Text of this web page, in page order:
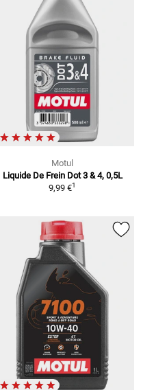
Motul
Liquide De Frein Dot 3 & 4, 0,5L
9,99 €1